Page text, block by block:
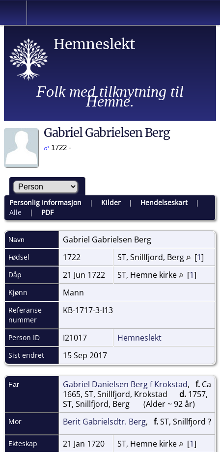
Hemneslekt
Folk med tilknytning til
Hemne.
Gabriel Gabrielsen Berg
1722 -
Personlig informasjon | Kilder| Hendelseskart|
Alle| PDF
Navn Gabriel Gabrielsen Berg
Fødsel 1722 ST, Snillfjord, Berg [1]
Dåp 21 Jun 1722 ST, Hemne kirke [1]
Kjønn Mann
Referanse
nummer
KB-1717-3-I13
Person ID I21017 Hemneslekt
Sist endret 15 Sep 2017
Far Gabriel Danielsen Berg f Krokstad, f. Ca
1665, ST, Snillfjord, Krokstad
d. 1757,
ST, Snillfjord, Berg
(Alder ~ 92 år)
Mor Berit Gabrielsdtr. Berg, f.ST, Snillfjord ?
Ekteskap 21 Jan 1720 ST, Hemne kirke [1]